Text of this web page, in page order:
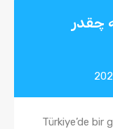
چقدر
Türkiye’de bir